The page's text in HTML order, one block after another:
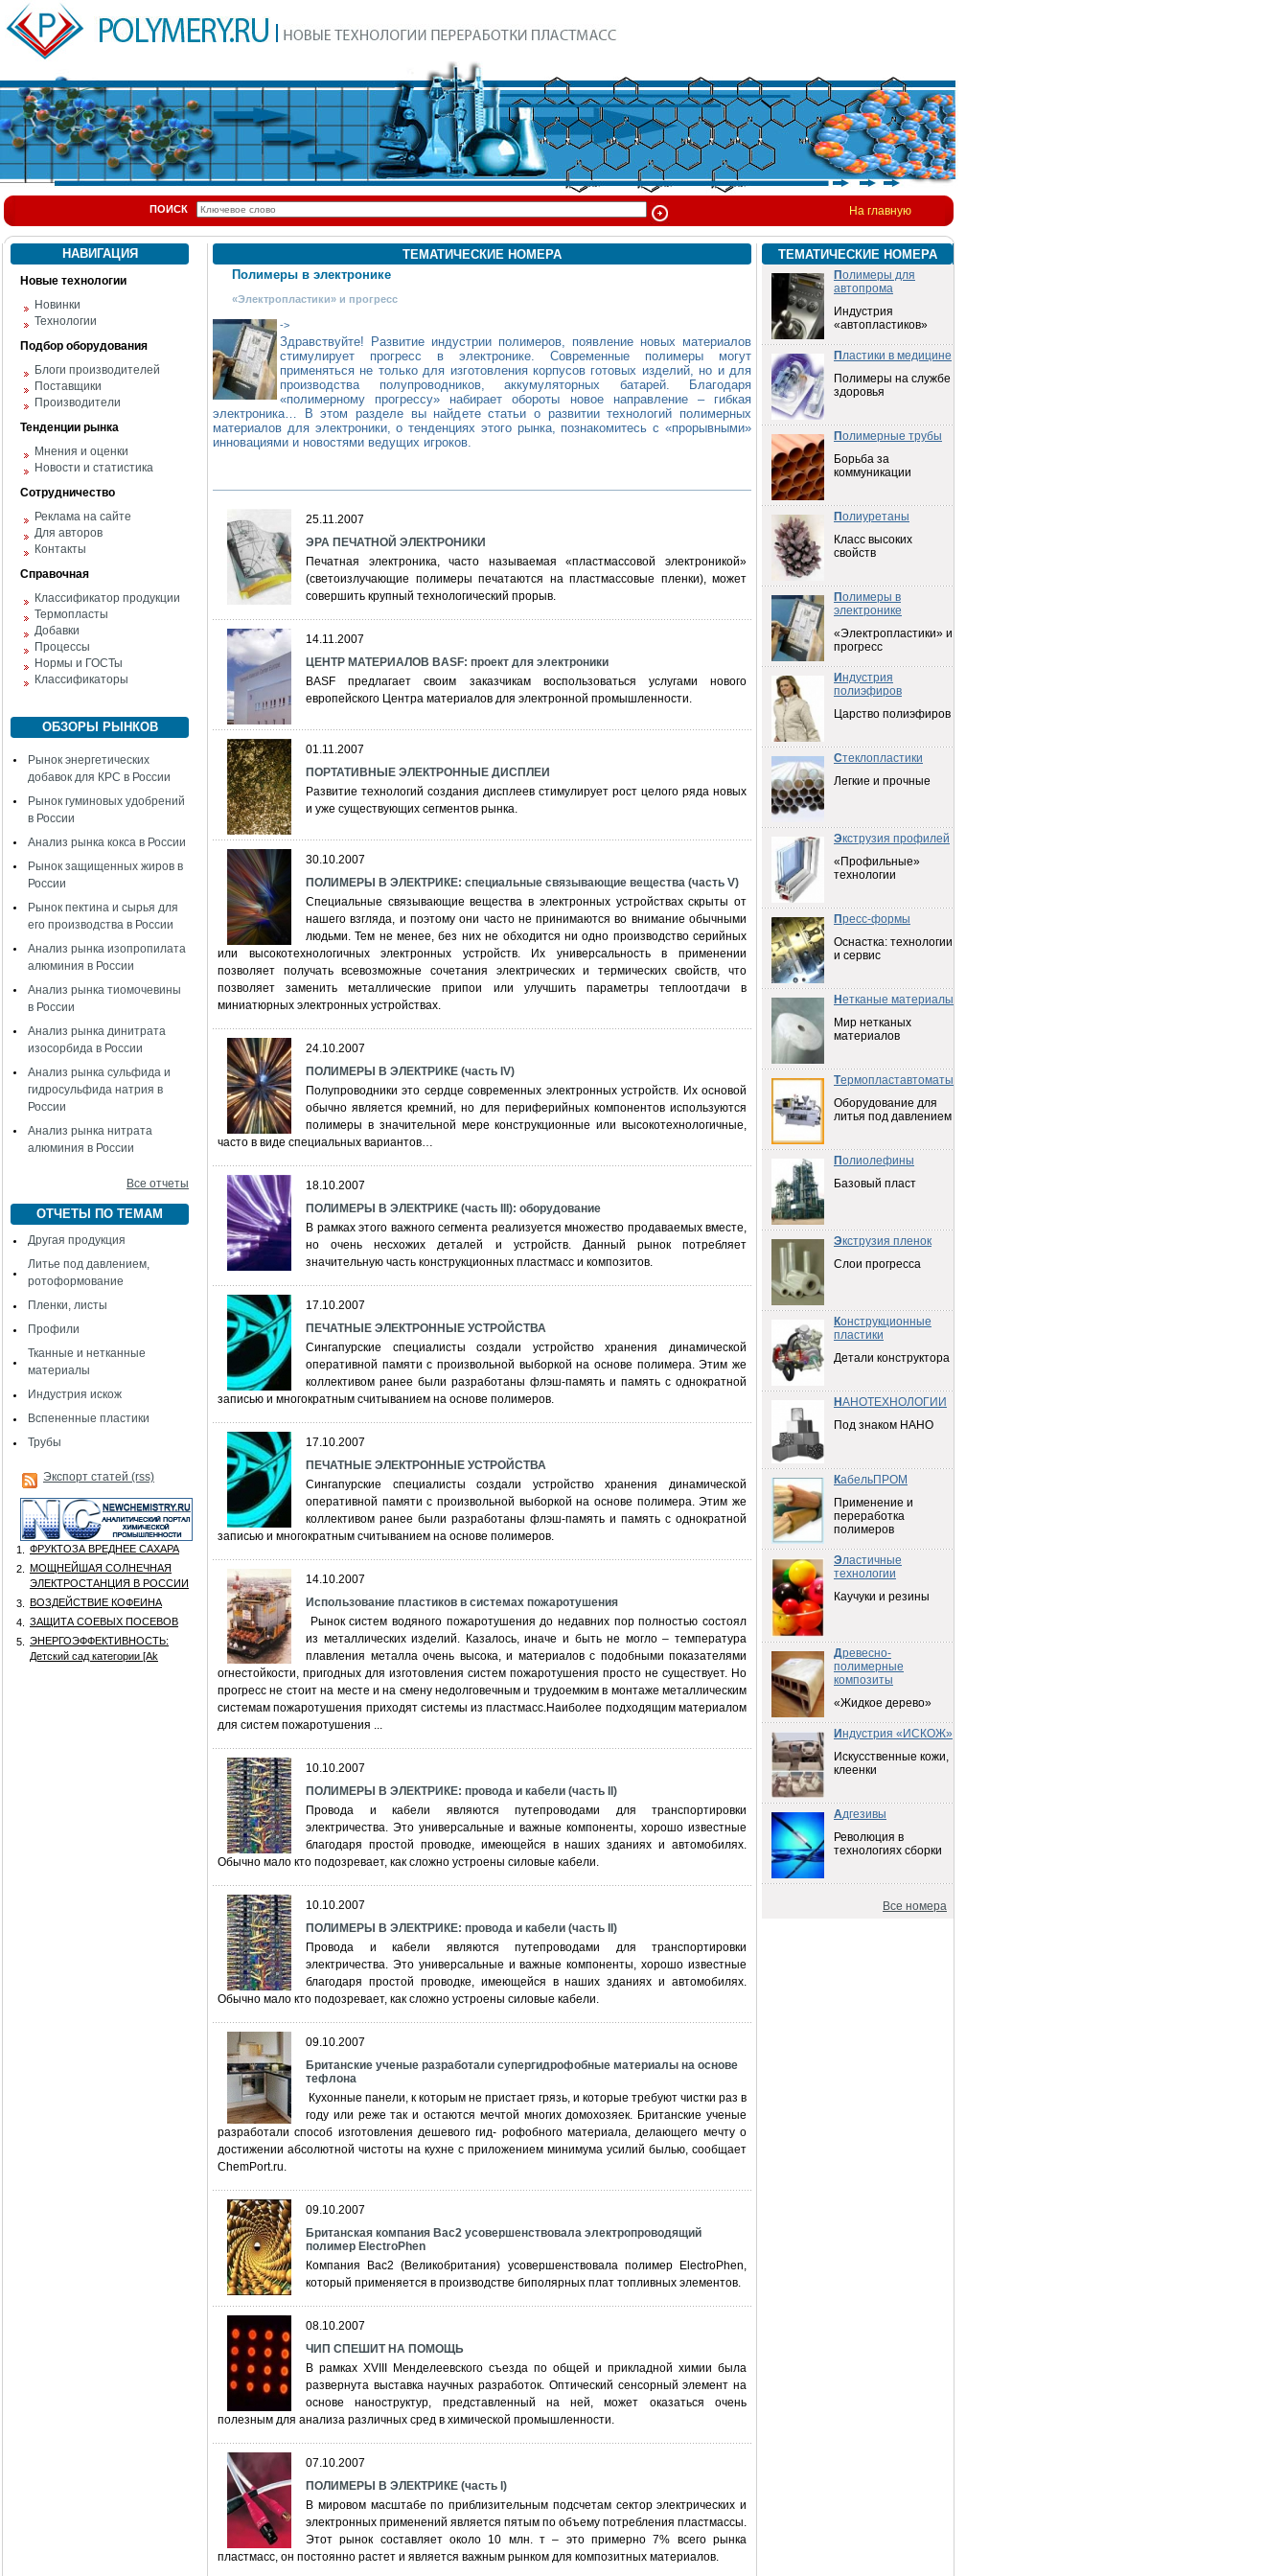
ПОИСК На главную
НАВИГАЦИЯ
Новые технологии
Новинки
Технологии
Подбор оборудования
Блоги производителей
Поставщики
Производители
Тенденции рынка
Мнения и оценки
Новости и статистика
Сотрудничество
Реклама на сайте
Для авторов
Контакты
Справочная
Классификатор продукции
Термопласты
Добавки
Процессы
Нормы и ГОСТы
Классификаторы
ОБЗОРЫ РЫНКОВ
Рынок энергетических
добавок для КРС в России
Рынок гуминовых удобрений
в России
Анализ рынка кокса в России
Рынок защищенных жиров в
России
Рынок пектина и сырья для
его производства в России
Анализ рынка изопропилата
алюминия в России
Анализ рынка тиомочевины
в России
Анализ рынка динитрата
изосорбида в России
Анализ рынка сульфида и
гидросульфида натрия в
России
Анализ рынка нитрата
алюминия в России
Все отчеты
ОТЧЕТЫ ПО ТЕМАМ
Другая продукция
Литье под давлением,
ротоформование
Пленки, листы
Профили
Тканные и нетканные
материалы
Индустрия искож
Вспененные пластики
Трубы
Экспорт статей (rss)
1.
ФРУКТОЗА ВРЕДНЕЕ САХАРА
2.
МОЩНЕЙШАЯ СОЛНЕЧНАЯ
ЭЛЕКТРОСТАНЦИЯ В РОССИИ
3.
ВОЗДЕЙСТВИЕ КОФЕИНА
4.
ЗАЩИТА СОЕВЫХ ПОСЕВОВ
5.
ЭНЕРГОЭФФЕКТИВНОСТЬ:
Детский сад категории [Аk
ТЕМАТИЧЕСКИЕ НОМЕРА
Полимеры в электронике
«Электропластики» и прогресс
->
Здравствуйте! Развитие индустрии полимеров, появление новых материалов
стимулирует прогресс в электронике. Современные полимеры могут
применяться не только для изготовления корпусов готовых изделий, но и для
производства полупроводников, аккумуляторных батарей. Благодаря
«полимерному прогрессу» набирает обороты новое направление – гибкая
электроника… В этом разделе вы найдете статьи о развитии технологий полимерных
материалов для электроники, о тенденциях этого рынка, познакомитесь с «прорывными»
инновациями и новостями ведущих игроков.
25.11.2007
ЭРА ПЕЧАТНОЙ ЭЛЕКТРОНИКИ
Печатная электроника, часто называемая «пластмассовой электроникой»
(светоизлучающие полимеры печатаются на пластмассовые пленки), может
совершить крупный технологический прорыв.
14.11.2007
ЦЕНТР МАТЕРИАЛОВ BASF: проект для электроники
BASF предлагает своим заказчикам воспользоваться услугами нового
европейского Центра материалов для электронной промышленности.
01.11.2007
ПОРТАТИВНЫЕ ЭЛЕКТРОННЫЕ ДИСПЛЕИ
Развитие технологий создания дисплеев стимулирует рост целого ряда новых
и уже существующих сегментов рынка.
30.10.2007
ПОЛИМЕРЫ В ЭЛЕКТРИКЕ: специальные связывающие вещества (часть V)
Специальные связывающие вещества в электронных устройствах скрыты от
нашего взгляда, и поэтому они часто не принимаются во внимание обычными
людьми. Тем не менее, без них не обходится ни одно производство серийных
или высокотехнологичных электронных устройств. Их универсальность в применении
позволяет получать всевозможные сочетания электрических и термических свойств, что
позволяет заменить металлические припои или улучшить параметры теплоотдачи в
миниатюрных электронных устройствах.
24.10.2007
ПОЛИМЕРЫ В ЭЛЕКТРИКЕ (часть IV)
Полупроводники это сердце современных электронных устройств. Их основой
обычно является кремний, но для периферийных компонентов используются
полимеры в значительной мере конструкционные или высокотехнологичные,
часто в виде специальных вариантов…
18.10.2007
ПОЛИМЕРЫ В ЭЛЕКТРИКЕ (часть III): оборудование
В рамках этого важного сегмента реализуется множество продаваемых вместе,
но очень несхожих деталей и устройств. Данный рынок потребляет
значительную часть конструкционных пластмасс и композитов.
17.10.2007
ПЕЧАТНЫЕ ЭЛЕКТРОННЫЕ УСТРОЙСТВА
Сингапурские специалисты создали устройство хранения динамической
оперативной памяти с произвольной выборкой на основе полимера. Этим же
коллективом ранее были разработаны флэш-память и память с однократной
записью и многократным считыванием на основе полимеров.
17.10.2007
ПЕЧАТНЫЕ ЭЛЕКТРОННЫЕ УСТРОЙСТВА
Сингапурские специалисты создали устройство хранения динамической
оперативной памяти с произвольной выборкой на основе полимера. Этим же
коллективом ранее были разработаны флэш-память и память с однократной
записью и многократным считыванием на основе полимеров.
14.10.2007
Использование пластиков в системах пожаротушения
Рынок систем водяного пожаротушения до недавних пор полностью состоял
из металлических изделий. Казалось, иначе и быть не могло – температура
плавления металла очень высока, и материалов с подобными показателями
огнестойкости, пригодных для изготовления систем пожаротушения просто не существует. Но
прогресс не стоит на месте и на смену недолговечным и трудоемким в монтаже металлическим
системам пожаротушения приходят системы из пластмасс.Наиболее подходящим материалом
для систем пожаротушения ...
10.10.2007
ПОЛИМЕРЫ В ЭЛЕКТРИКЕ: провода и кабели (часть II)
Провода и кабели являются путепроводами для транспортировки
электричества. Это универсальные и важные компоненты, хорошо известные
благодаря простой проводке, имеющейся в наших зданиях и автомобилях.
Обычно мало кто подозревает, как сложно устроены силовые кабели.
10.10.2007
ПОЛИМЕРЫ В ЭЛЕКТРИКЕ: провода и кабели (часть II)
Провода и кабели являются путепроводами для транспортировки
электричества. Это универсальные и важные компоненты, хорошо известные
благодаря простой проводке, имеющейся в наших зданиях и автомобилях.
Обычно мало кто подозревает, как сложно устроены силовые кабели.
09.10.2007
Британские ученые разработали супергидрофобные материалы на основе
тефлона
Кухонные панели, к которым не пристает грязь, и которые требуют чистки раз в
году или реже так и остаются мечтой многих домохозяек. Британские ученые
разработали способ изготовления дешевого гид- рофобного материала, делающего мечту о
достижении абсолютной чистоты на кухне с приложением минимума усилий былью, сообщает
СhemPort.ru.
09.10.2007
Британская компания Bac2 усовершенствовала электропроводящий
полимер ElectroPhen
Компания Bac2 (Великобритания) усовершенствовала полимер ElectroPhen,
который применяется в производстве биполярных плат топливных элементов.
08.10.2007
ЧИП СПЕШИТ НА ПОМОЩЬ
В рамках XVIII Менделеевского съезда по общей и прикладной химии была
развернута выставка научных разработок. Оптический сенсорный элемент на
основе наноструктур, представленный на ней, может оказаться очень
полезным для анализа различных сред в химической промышленности.
07.10.2007
ПОЛИМЕРЫ В ЭЛЕКТРИКЕ (часть I)
В мировом масштабе по приблизительным подсчетам сектор электрических и
электронных применений является пятым по объему потребления пластмассы.
Этот рынок составляет около 10 млн. т – это примерно 7% всего рынка
пластмасс, он постоянно растет и является важным рынком для композитных материалов.
ТЕМАТИЧЕСКИЕ НОМЕРА
Полимеры для
автопрома
Индустрия
«автопластиков»
Пластики в медицине
Полимеры на службе
здоровья
Полимерные трубы
Борьба за
коммуникации
Полиуретаны
Класс высоких
свойств
Полимеры в
электронике
«Электропластики» и
прогресс
Индустрия
полиэфиров
Царство полиэфиров
Стеклопластики
Легкие и прочные
Экструзия профилей
«Профильные»
технологии
Пресс-формы
Оснастка: технологии
и сервис
Н етканые материалы
Мир нетканых
материалов
Термопластавтоматы
Оборудование для
литья под давлением
Полиолефины
Базовый пласт
Экструзия пленок
Слои прогресса
Конструкционные
пластики
Детали конструктора
Н АНОТЕХНОЛОГИИ
Под знаком НАНО
КабельПРОМ
Применение и
переработка
полимеров
Эластичные
технологии
Каучуки и резины
Древесно-
полимерные
композиты
«Жидкое дерево»
Индустрия «ИСКОЖ»
Искусственные кожи,
клеенки
Адгезивы
Революция в
технологиях сборки
Все номера